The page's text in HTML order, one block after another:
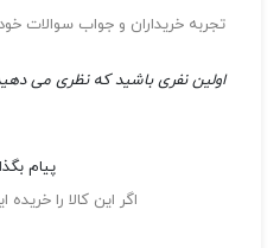
تجربه خریداران و جواب سوالات خود
اولین نفری باشید که نظری می
پیام
اگر این کالا را خریده